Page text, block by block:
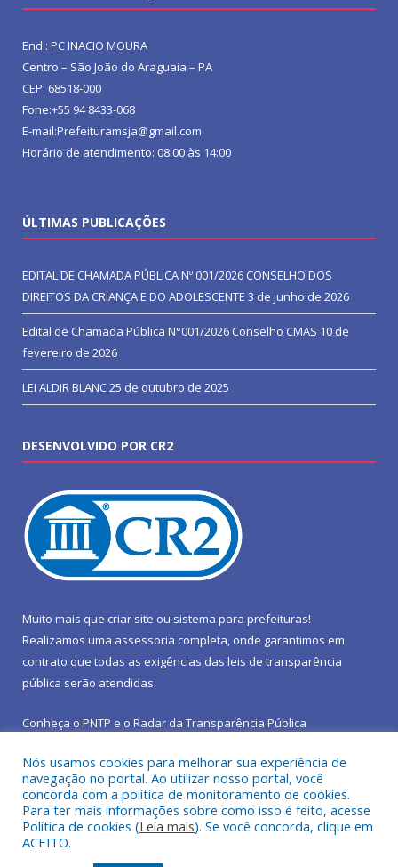
End.: PC INACIO MOURA
Centro – São João do Araguaia – PA
CEP: 68518-000
Fone:+55 94 8433-068
E-mail:Prefeituramsja@gmail.com
Horário de atendimento: 08:00 às 14:00
ÚLTIMAS PUBLICAÇÕES
EDITAL DE CHAMADA PÚBLICA Nº 001/2026 CONSELHO DOS
DIREITOS DA CRIANÇA E DO ADOLESCENTE 3 de junho de 2026
Edital de Chamada Pública N°001/2026 Conselho CMAS 10 de
fevereiro de 2026
LEI ALDIR BLANC25 de outubro de 2025
DESENVOLVIDO POR CR2
Muito mais que criar site ou sistema para prefeituras!
Realizamos uma assessoria completa, onde garantimos em
contrato que todas as exigências das leis de transparência
pública serão atendidas.
Conheça o PNTP e o Radar da Transparência Pública
Todos os direitos reservados a Prefeitura Municipal de São João
do Araguaia.
Nós usamos cookies para melhorar sua experiência de
navegação no portal. Ao utilizar nosso portal, você
concorda com a política de monitoramento de cookies.
Para ter mais informações sobre como isso é feito, acesse
Política de cookies (Leia mais). Se você concorda, clique em
ACEITO.